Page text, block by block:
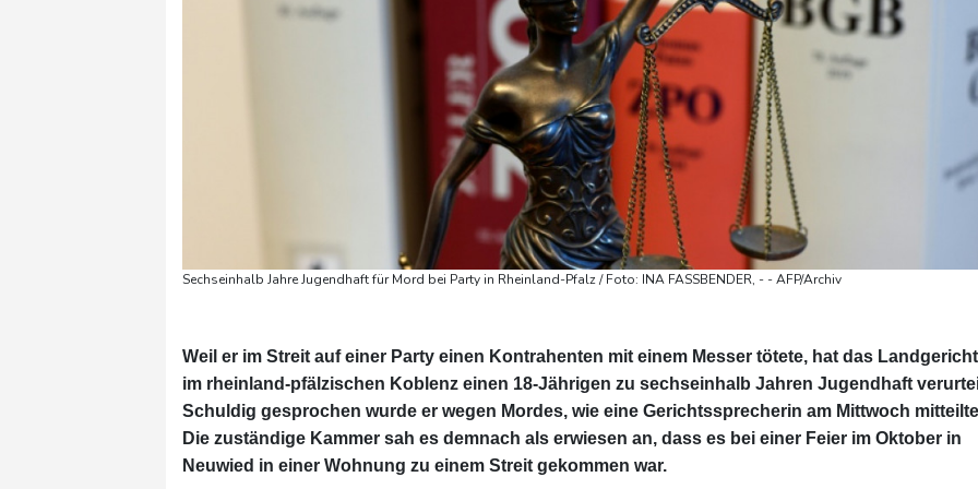
Sechseinhalb Jahre Jugendhaft für Mord bei Party in Rheinland-Pfalz / Foto: INA FASSBENDER, - - AFP/Archiv
Weil er im Streit auf einer Party einen Kontrahenten mit einem Messer tötete, hat das Landgericht
im rheinland-pfälzischen Koblenz einen 18-Jährigen zu sechseinhalb Jahren Jugendhaft
Schuldig gesprochen wurde er wegen Mordes, wie eine Gerichtssprecherin am Mittwoch
Die zuständige Kammer sah es demnach als erwiesen an, dass es bei einer Feier im Oktober in
Neuwied in einer Wohnung zu einem Streit gekommen war.